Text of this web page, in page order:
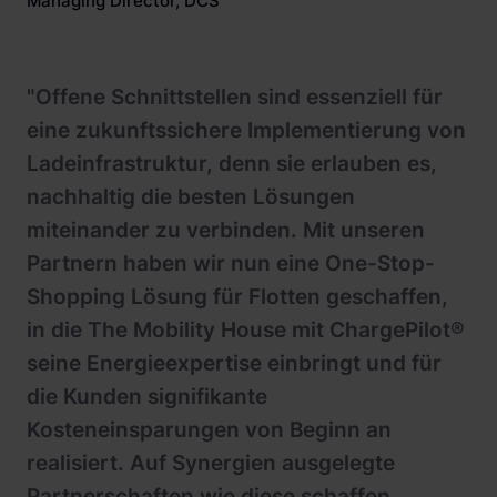
"Offene Schnittstellen sind essenziell für
eine zukunftssichere Implementierung von
Ladeinfrastruktur, denn sie erlauben es,
nachhaltig die besten Lösungen
miteinander zu verbinden. Mit unseren
Partnern haben wir nun eine One-Stop-
Shopping Lösung für Flotten geschaffen,
in die The Mobility House mit ChargePilot®
seine Energieexpertise einbringt und für
die Kunden signifikante
Kosteneinsparungen von Beginn an
realisiert. Auf Synergien ausgelegte